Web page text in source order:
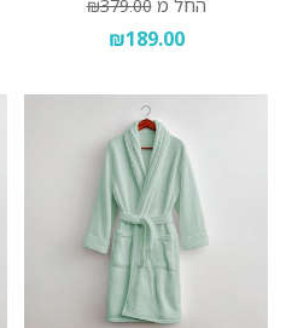
החל מ ₪379.00
₪189.00